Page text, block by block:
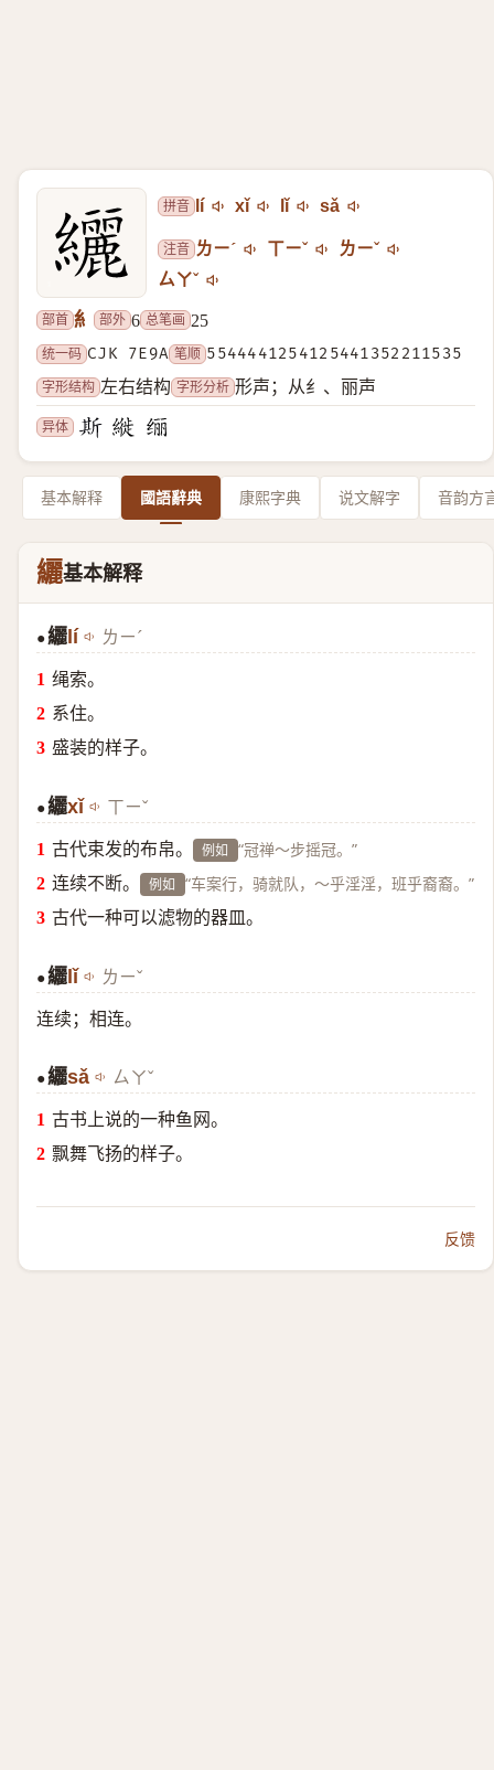
拼音 lí xǐ lǐ sǎ
注音 ㄌㄧˊ ㄒㄧˇ
ㄌㄧˇ
ㄙㄚˇ
部首 糹 部外 6 总笔画 25
统一码 CJK 7E9A 笔顺 5544441254125441352211535
字形结构 左右结构 字形分析 形声；从纟、丽声
异体
基本解释 國語辭典 康熙字典 说文解字 音韵方
纚基本解释
●纚 lí ㄌㄧˊ
绳索。
系住。
盛装的样子。
●纚xǐ ㄒㄧˇ
古代束发的布帛。 例如 “冠禅～步摇冠。”
连续不断。 例如 “车案行，骑就队，～乎淫淫，班乎裔裔。”
古代一种可以滤物的器皿。
●纚 lǐ ㄌㄧˇ
连续；相连。
●纚sǎ ㄙㄚˇ
古书上说的一种鱼网。
飘舞飞扬的样子。
反馈